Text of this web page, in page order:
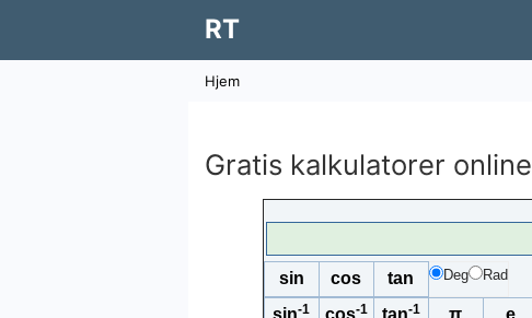
RT
Hjem
Gratis kalkulatorer online
sin cos tan Deg Rad
sin-1 cos-1 tan-1 π
e